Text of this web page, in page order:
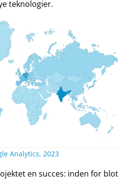
teknologier.
Analytics, 2023
en succes: inden for blot